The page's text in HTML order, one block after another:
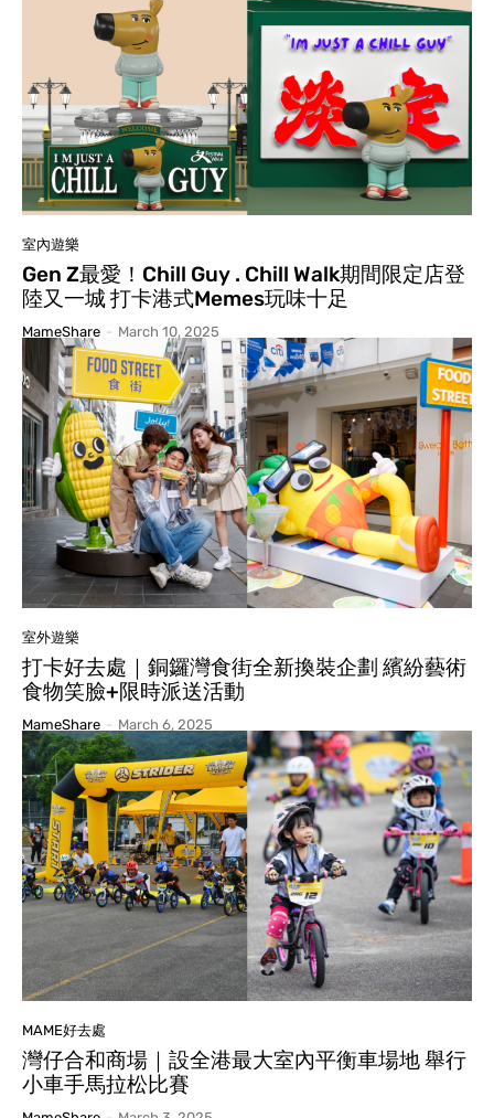
室內遊樂
Gen Z最愛！Chill Guy . Chill Walk期間限定店登
陸又一城 打卡港式Memes玩味十足
MameShare - March 10, 2025
室外遊樂
打卡好去處｜銅鑼灣食街全新換裝企劃 繽紛藝術
食物笑臉+限時派送活動
MameShare - March 6, 2025
MAME好去處
灣仔合和商場｜設全港最大室內平衡車場地 舉行
小車手馬拉松比賽